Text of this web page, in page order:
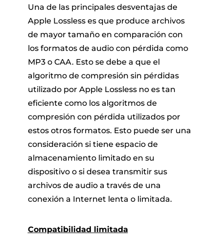
Una de las principales desventajas de
Apple Lossless es que produce archivos
de mayor tamaño en comparación con
los formatos de audio con pérdida como
MP3 o CAA. Esto se debe a que el
algoritmo de compresión sin pérdidas
utilizado por Apple Lossless no es tan
eficiente como los algoritmos de
compresión con pérdida utilizados por
estos otros formatos. Esto puede ser una
consideración si tiene espacio de
almacenamiento limitado en su
dispositivo o si desea transmitir sus
archivos de audio a través de una
conexión a Internet lenta o limitada.
Compatibilidad limitada